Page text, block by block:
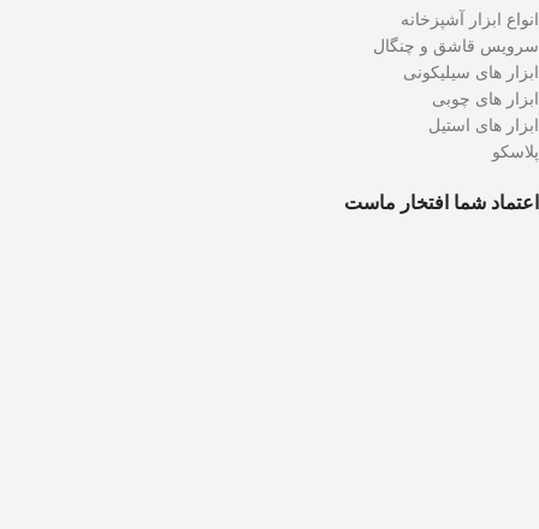
انواع ابزار آشپزخانه
سرویس قاشق و چنگال
ابزار های سیلیکونی
ابزار های چوبی
ابزار های استیل
پلاسکو
اعتماد شما افتخار ماست